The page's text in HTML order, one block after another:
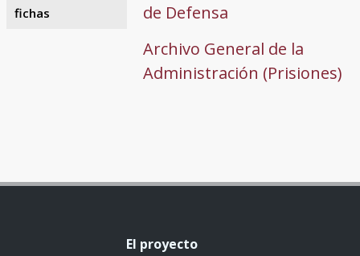
fichas
de Defensa
Archivo General de la
Administración (Prisiones)
El proyecto